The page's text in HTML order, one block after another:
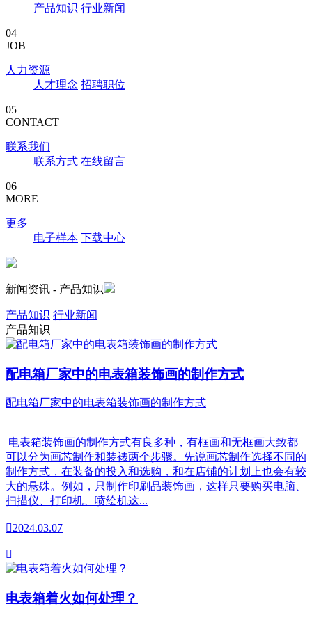
产品知识 行业新闻
04
JOB
人力资源
人才理念 招聘职位
05
CONTACT
联系我们
联系方式 在线留言
06
MORE
更多
电子样本 下载中心
新闻资讯 - 产品知识
产品知识 行业新闻
产品知识
配电箱厂家中的电表箱装饰画的制作方式
配电箱厂家中的电表箱装饰画的制作方式
电表箱装饰画的制作方式有良多种，有框画和无框画大致都
可以分为画芯制作和装裱两个步骤。先说画芯制作选择不同的
制作方式，在装备的投入和选购，和在店铺的计划上也会有较
大的悬殊。例如，只制作印刷品装饰画，这样只要购买电脑、
扫描仪、打印机、喷绘机这...
2024.03.07

电表箱着火如何处理？